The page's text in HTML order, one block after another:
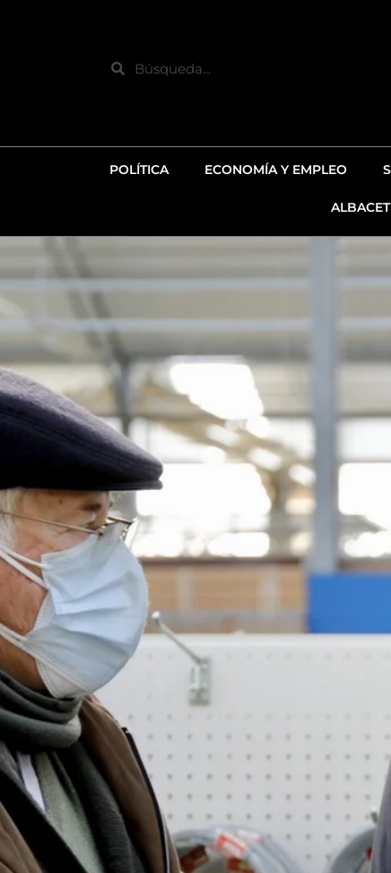
Search
POLÍTICA ECONOMÍA Y EMPLEO